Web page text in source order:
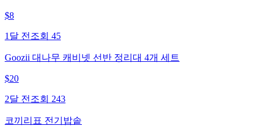
$8
1달 전 조회 45
Goozii 대나무 캐비넷 선반 정리대 4개 세트
$20
2달 전 조회 243
코끼리표 전기밥솥